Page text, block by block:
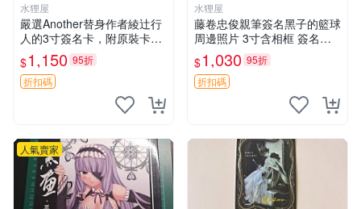
水狸屋
嚴選Another替身作者綾辻行
人的3寸簽名卡，附原裝卡
磚。國內直郵快速到貨。 An
other 替身 綾辻行人 簽名卡
周邊
$1,150 95折
折扣碼
水狸屋
藤卷忠俊親筆簽名黑子的籃球
周邊照片 3寸含相框 簽名照
簽名真跡 黑籃周邊
$1,030 95折
折扣碼
人氣賣家